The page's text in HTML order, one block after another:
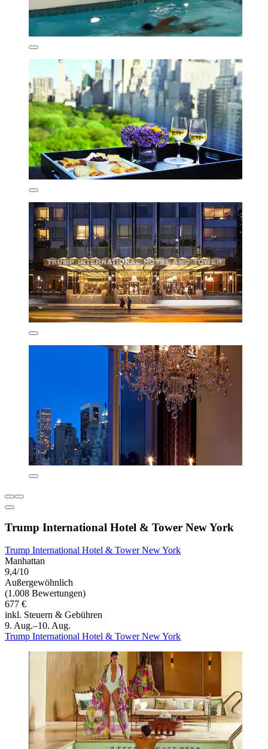
Trump International Hotel & Tower New York
Trump International Hotel & Tower New York
Manhattan
9,4/10
Außergewöhnlich
(1.008 Bewertungen)
677 €
inkl. Steuern & Gebühren
9. Aug.–10. Aug.
Trump International Hotel & Tower New York